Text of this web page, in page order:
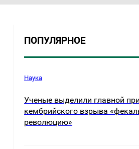
ПОПУЛЯРНОЕ
Наука
Ученые выделили главной
кембрийского взрыва
революцию»